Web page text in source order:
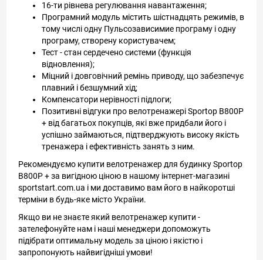
16-ти рівнева регулювання навантаження;
Програмний модуль містить шістнадцять режимів, в
тому числі одну Пульсозависимие програму і одну
програму, створену користувачем;
Тест - стан сердечено системи (функція
відновлення);
Міцний і довговічний ремінь приводу, що забезпечує
плавний і безшумний хід;
Компенсатори нерівності підлоги;
Позитивні відгуки про велотренажері Sportop B800P
+ від багатьох покупців, які вже придбали його і
успішно займаються, підтверджують високу якість
тренажера і ефективність занять з ним.
Рекомендуємо купити велотренажер для будинку Sportop
B800P + за вигідною ціною в нашому інтернет-магазині
sportstart.com.ua і ми доставимо вам його в найкоротші
терміни в будь-яке місто України.
Якщо ви не знаєте який велотренажер купити -
зателефонуйте нам і наші менеджери допоможуть
підібрати оптимальну модель за ціною і якістю і
запропонують найвигідніші умови!